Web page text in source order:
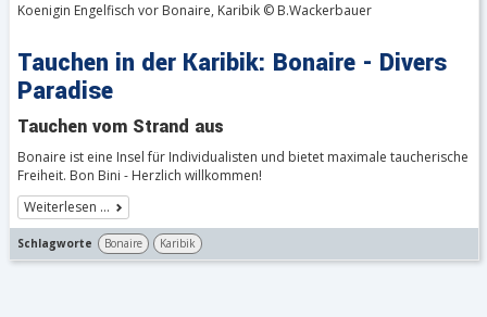
Koenigin Engelfisch vor Bonaire, Karibik © B.Wackerbauer
Tauchen in der Karibik: Bonaire - Divers
Paradise
Tauchen vom Strand aus
Bonaire ist eine Insel für Individualisten und bietet maximale taucherische
Freiheit. Bon Bini - Herzlich willkommen!
Weiterlesen …
Schlagworte Bonaire Karibik